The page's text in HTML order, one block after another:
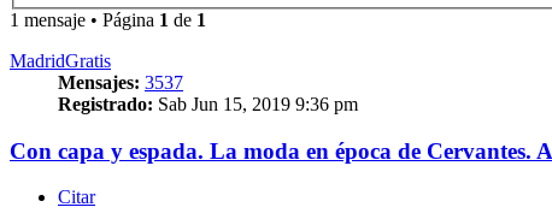
1 mensaje • Página 1 de 1
MadridGratis
Mensajes: 3537
Registrado: Sab Jun 15, 2019 9:36 pm
Con capa y espada. La moda en época de Cervantes.
Citar